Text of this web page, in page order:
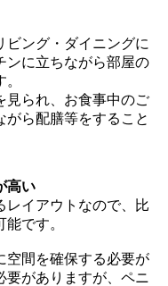
ビング・ダイニングに
ンに立ちながら部屋の
見られ、お食事中のご
ら配膳等をすること
高い
レイアウトなので、比
です。
空間を確保する必要が
要がありますが、ペニ